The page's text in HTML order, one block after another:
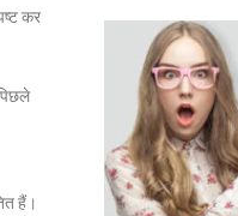
कर
हैं।